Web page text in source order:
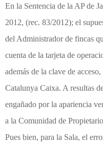
En la Sentencia de la AP de
2012, (rec. 83/2012); el
del Administrador de fincas
cuenta de la tarjeta de
además de la clave de
Catalunya Caixa. A resultas
engañado por la apariencia
a la Comunidad de
Pues bien, para la Sala, el